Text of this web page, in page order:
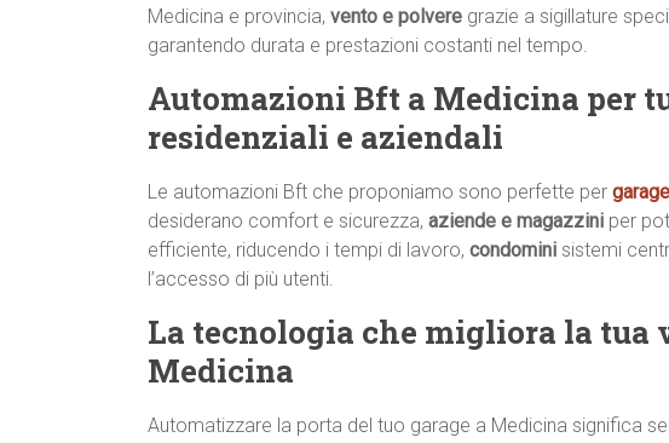
Medicina e provincia, vento e polvere grazie a sigillature
garantendo durata e prestazioni costanti nel tempo.
Automazioni Bft a Medicina per
residenziali e aziendali
Le automazioni Bft che proponiamo sono perfette per
desiderano comfort e sicurezza, aziende e magazzini per
efficiente, riducendo i tempi di lavoro, condomini sistemi
l’accesso di più utenti.
La tecnologia che migliora la tua
Medicina
Automatizzare la porta del tuo garage a Medicina significa